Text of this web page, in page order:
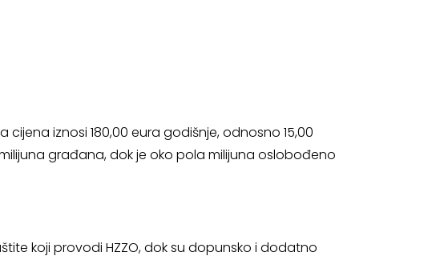
iznosi 180,00 eura godišnje, odnosno 15,00
građana, dok je oko pola milijuna oslobođeno
koji provodi HZZO, dok su dopunsko i dodatno